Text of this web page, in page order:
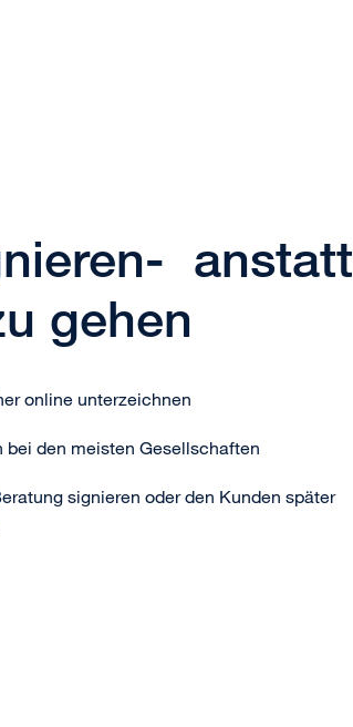
anstatt
gehen
online unterzeichnen
bei den meisten Gesellschaften
signieren oder den Kunden später